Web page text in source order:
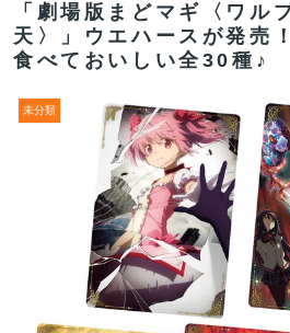
「劇場版まどマギ〈ワル
天〉」ウエハースが発売
食べておいしい全30種♪
未分類